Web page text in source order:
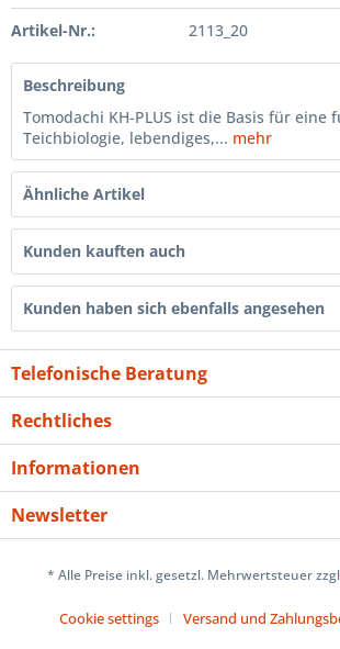
Artikel-Nr.: 2113_20
Beschreibung
Tomodachi KH-PLUS ist die Basis für eine
Teichbiologie, lebendiges,... mehr
Ähnliche Artikel
Kunden kauften auch
Kunden haben sich ebenfalls angesehen
Telefonische Beratung
Rechtliches
Informationen
Newsletter
* Alle Preise inkl. gesetzl. Mehrwertsteuer
Cookie settings
Versand und